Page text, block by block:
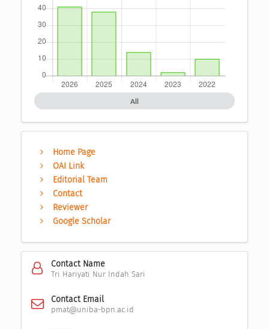
All
Home Page
OAI Link
Editorial Team
Contact
Reviewer
Google Scholar
Contact Name
Tri Hariyati Nur Indah Sari
Contact Email
pmat@uniba-bpn.ac.id